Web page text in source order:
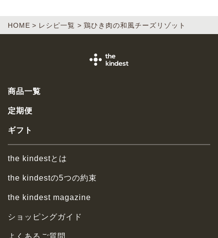
HOME レシピ一覧 鶏ひき肉の和風チーズリゾット
商品一覧
定期便
ギフト
the kindestとは
the kindestの5つの約束
the kindest magazine
ショッピングガイド
よくあるご質問